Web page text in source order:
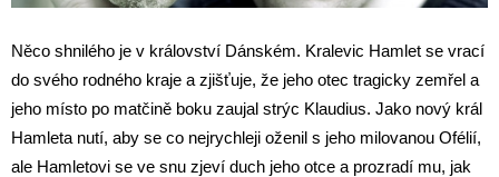
Něco shnilého je v království Dánském. Kralevic Hamlet se vrací
do svého rodného kraje a zjišťuje, že jeho otec tragicky zemřel a
jeho místo po matčině boku zaujal strýc Klaudius. Jako nový král
Hamleta nutí, aby se co nejrychleji oženil s jeho milovanou Ofélií,
ale Hamletovi se ve snu zjeví duch jeho otce a prozradí mu, jak